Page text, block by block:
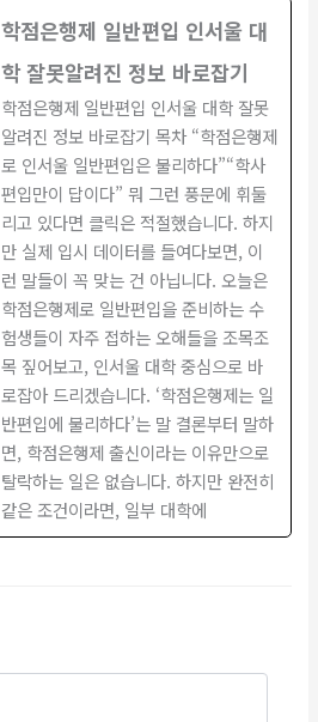
학점은행제 일반편입 인서울 대
학 잘못알려진 정보 바로잡기
학점은행제 일반편입 인서울 대학 잘못
알려진 정보 바로잡기 목차 “학점은행제
로 인서울 일반편입은 불리하다”“학사
편입만이 답이다” 뭐 그런 풍문에 휘둘
리고 있다면 클릭은 적절했습니다. 하지
만 실제 입시 데이터를 들여다보면, 이
런 말들이 꼭 맞는 건 아닙니다. 오늘은
학점은행제로 일반편입을 준비하는 수
험생들이 자주 접하는 오해들을 조목조
목 짚어보고, 인서울 대학 중심으로 바
로잡아 드리겠습니다. ‘학점은행제는 일
반편입에 불리하다’는 말 결론부터 말하
면, 학점은행제 출신이라는 이유만으로
탈락하는 일은 없습니다. 하지만 완전히
같은 조건이라면, 일부 대학에